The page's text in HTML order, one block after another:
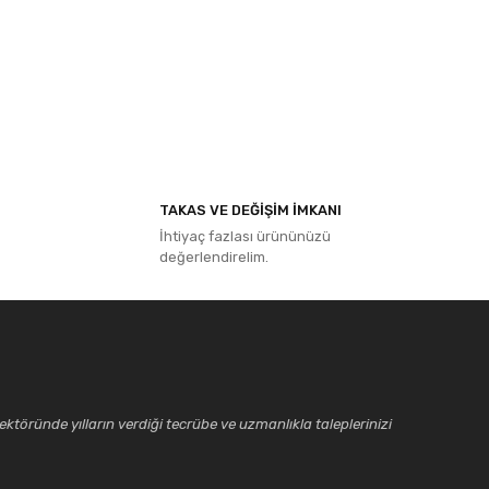
iletebilirsiniz.
TAKAS VE DEĞİŞİM İMKANI
İhtiyaç fazlası ürününüzü
değerlendirelim.
yılların verdiği tecrübe ve uzmanlıkla taleplerinizi